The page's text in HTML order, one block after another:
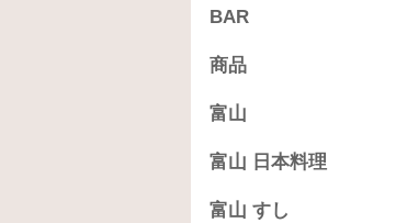
BAR
商品
富山
富山 日本料理
富山 すし